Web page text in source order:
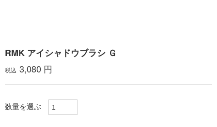
RMK アイシャドウブラシ Ｇ
税込 3,080 円
数量を選ぶ